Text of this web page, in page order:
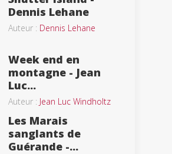
Dennis Lehane
Auteur : Dennis Lehane
Week end en
montagne - Jean
Luc...
Auteur : Jean Luc Windholtz
Les Marais
sanglants de
Guérande -...